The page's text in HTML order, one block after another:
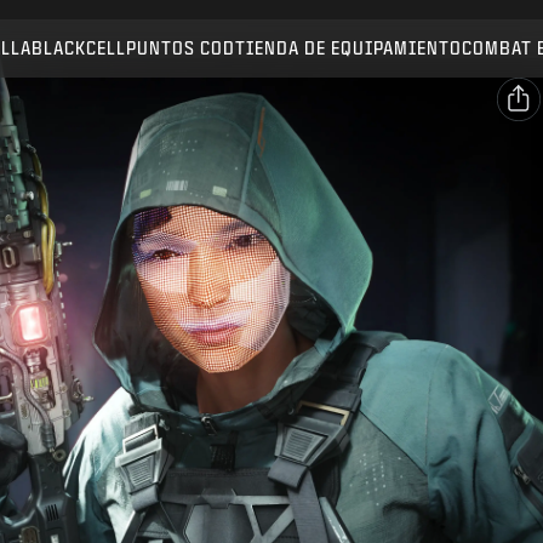
BLACKCELL PUNTOS CODTIENDA DE EQUIPAMIENTO COMBAT
ENVIAR
CONFIRMAR COMPRA
CANCELAR
Activision puede actualizar, sustituir o eliminar este
contenido del juego en cualquier momento.
Facebook
X
Copiar enlace